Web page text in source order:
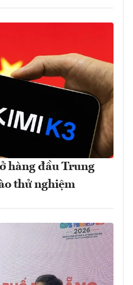
hàng đầu Trung
thử nghiệm